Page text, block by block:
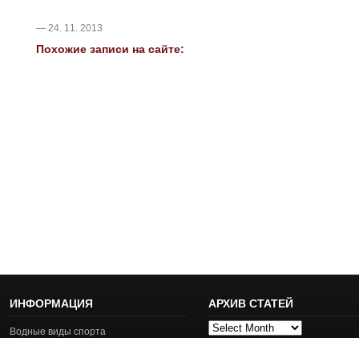
— 24. 11. 2013
Похожие записи на сайте:
ИНФОРМАЦИЯ
Водные виды спорта
АРХИВ СТАТЕЙ
Архив